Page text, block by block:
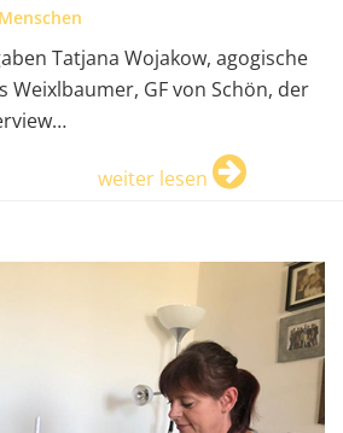
Tatjana Wojakow, agogische
Weixlbaumer, GF von Schön, der
weiter lesen